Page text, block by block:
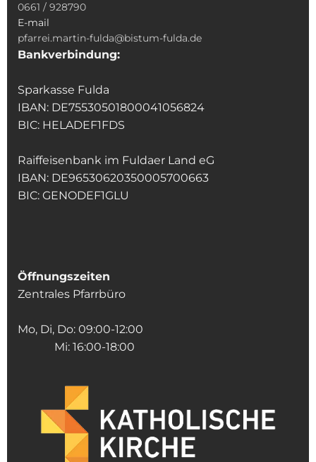
0661 / 928790
E-mail
pfarrei.martin-fulda@bistum-fulda.de
Bankverbindung:
Sparkasse Fulda
IBAN: DE75530501800041056824
BIC: HELADEF1FDS
Raiffeisenbank im Fuldaer Land eG
IBAN: DE96530620350005700663
BIC: GENODEF1GLU
Öffnungszeiten
Zentrales Pfarrbüro
Mo, Di, Do: 09:00-12:00
Mi: 16:00-18:00